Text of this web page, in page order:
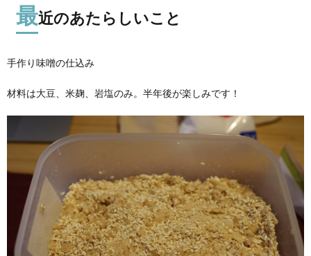
最近のあたらしいこと
手作り味噌の仕込み
材料は大豆、米麹、岩塩のみ。半年後が楽しみです！